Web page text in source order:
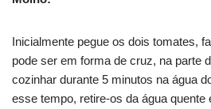
Inicialmente pegue os dois tomates,
pode ser em forma de cruz, na parte
cozinhar durante 5 minutos na água
esse tempo, retire-os da água quente